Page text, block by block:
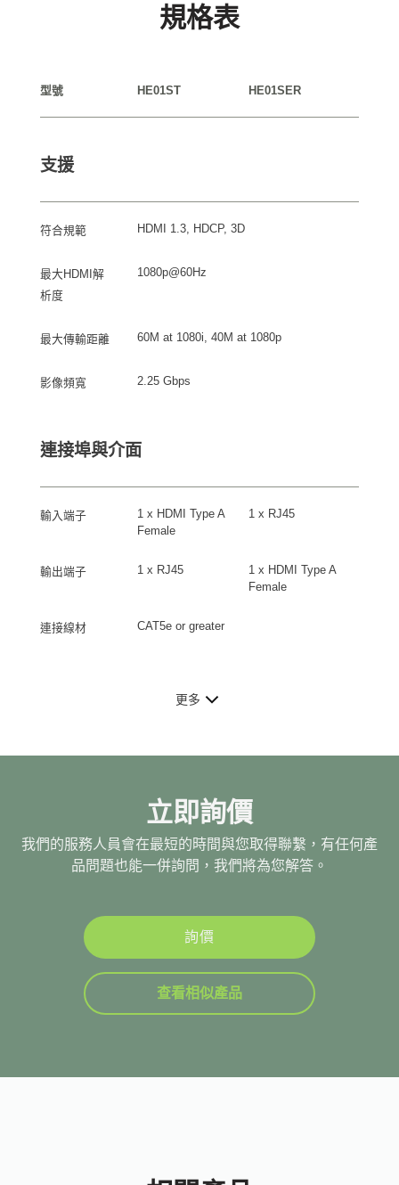
規格表
型號 HE01ST HE01SER
支援
符合規範 HDMI 1.3, HDCP, 3D
最大HDMI解
析度
1080p@60Hz
最大傳輸距離 60M at 1080i, 40M at 1080p
影像頻寬 2.25 Gbps
連接埠與介面
輸入端子
1 x HDMI Type A
Female
1 x RJ45
輸出端子 1 x RJ45
1 x HDMI Type A
Female
連接線材 CAT5e or greater
更多
立即詢價
我們的服務人員會在最短的時間與您取得聯繫，有任何產
品問題也能一併詢問，我們將為您解答。
詢價
查看相似產品